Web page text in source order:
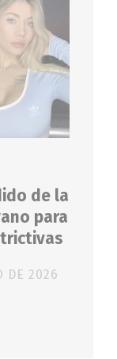
de la
para
DE 2026